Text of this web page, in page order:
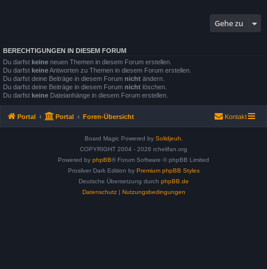
Gehe zu
BERECHTIGUNGEN IN DIESEM FORUM
Du darfst keine neuen Themen in diesem Forum erstellen.
Du darfst keineAntworten zu Themen in diesem Forum erstellen.
Du darfst deine Beiträge in diesem Forum nicht ändern.
Du darfst deine Beiträge in diesem Forum nicht löschen.
Du darfst keine Dateianhänge in diesem Forum erstellen.
Portal Portal Foren-Übersicht Kontakt
Board Magic Powered by Solidjeuh.
COPYRIGHT 2004 - 2026 rchelifan.org
Powered by phpBB® Forum Software © phpBB Limited
Prosilver Dark Edition by Premium phpBB Styles
Deutsche Übersetzung durch phpBB.de
Datenschutz| Nutzungsbedingungen